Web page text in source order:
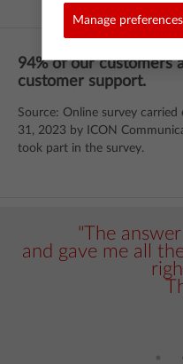
94% of our customers
customer support.
Source: Online survey
31, 2023 by ICON
took part in the survey.
"The
and gave me all
Manage preferences